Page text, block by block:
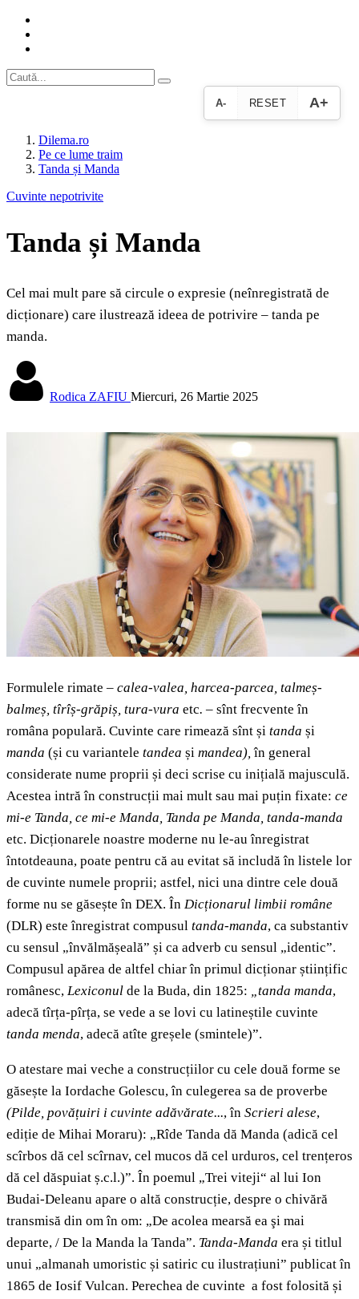
A- RESET A+
Dilema.ro
Pe ce lume traim
Tanda și Manda
Cuvinte nepotrivite
Tanda și Manda
Cel mai mult pare să circule o expresie (neînregistrată de
dicționare) care ilustrează ideea de potrivire – tanda pe
manda.
Rodica ZAFIU Miercuri, 26 Martie 2025
Formulele rimate – calea-valea, harcea-parcea, talmeș-
balmeș, tîrîș-grăpiș, tura-vura etc. – sînt frecvente în
româna populară. Cuvinte care rimează sînt și tanda și
manda (și cu variantele tandea și mandea),în general
considerate nume proprii și deci scrise cu inițială majusculă.
Acestea intră în construcții mai mult sau mai puțin fixate: ce
mi-e Tanda, ce mi-e Manda, Tanda pe Manda, tanda-manda
etc. Dicționarele noastre moderne nu le-au înregistrat
întotdeauna, poate pentru că au evitat să includă în listele lor
de cuvinte numele proprii; astfel, nici una dintre cele două
forme nu se găsește în DEX. În Dicționarul limbii române
(DLR) este înregistrat compusul tanda-manda, ca substantiv
cu sensul „învălmășeală” și ca adverb cu sensul „identic”.
Compusul apărea de altfel chiar în primul dicționar științific
românesc, Lexiconul de la Buda, din 1825: „tanda manda,
adecă tîrța-pîrța, se vede a se lovi cu latineștile cuvinte
tanda menda, adecă atîte greșele (smintele)”.
O atestare mai veche a construcțiilor cu cele două forme se
găsește la Iordache Golescu, în culegerea sa de proverbe
(Pilde, povățuiri i cuvinte adăvărate..., în Scrieri alese,
ediție de Mihai Moraru): „Rîde Tanda dă Manda (adică cel
scîrbos dă cel scîrnav, cel mucos dă cel urduros, cel trențeros
dă cel dăspuiat ș.c.l.)”. În poemul „Trei viteji“ al lui Ion
Budai-Deleanu apare o altă construcție, despre o chivără
transmisă din om în om: „De acolea mearsă ea şi mai
departe, / De la Manda la Tanda”. Tanda-Manda era și titlul
unui „almanah umoristic și satiric cu ilustrațiuni” publicat în
1865 de Iosif Vulcan. Perechea de cuvinte a fost folosită și